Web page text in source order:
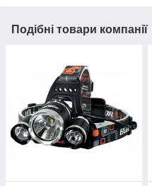
Подібні товари компанії